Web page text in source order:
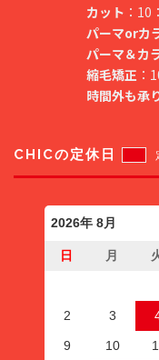
カット ：10
パーマorカ
パーマ＆カ
縮毛矯正 ：
時間外も承
CHICの定休日
2026年 8月
日 月
2 3
9 10